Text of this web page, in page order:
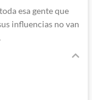
esa gente que
influencias no van